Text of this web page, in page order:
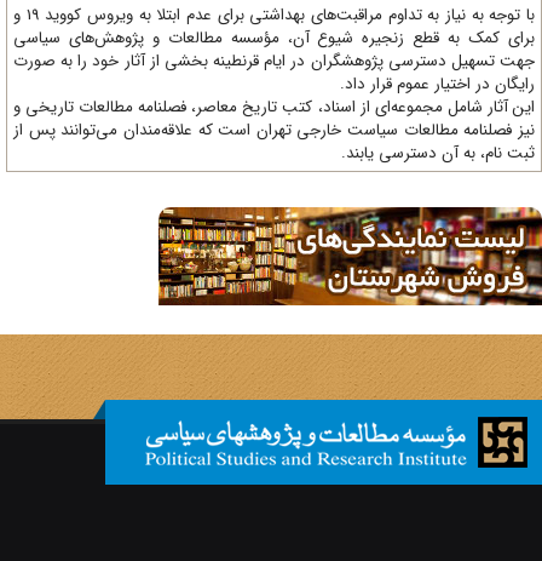
با توجه به نیاز به تداوم مراقبت‌های بهداشتی برای عدم ابتلا به ویروس کووید 19 و
کمک به قطع زنجیره شیوع آن، مؤسسه مطالعات و پژوهش‌های سیاسی
تسهیل دسترسی پژوهشگران در ایام قرنطینه بخشی از آثار خود را به صورت
در اختیار عموم قرار داد.
آثار شامل مجموعه‌ای از اسناد، کتب تاریخ معاصر، فصلنامه‌ مطالعات تاریخی و
فصلنامه مطالعات سیاست خارجی تهران است که علاقه‌مندان می‌توانند پس از
نام، به آن دسترسی یابند.